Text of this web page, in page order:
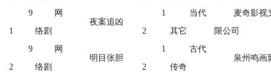
9
1
网
络剧
夜案追凶
1
2
当代
其它
麦奇影视
限公司
9
2
网
络剧
明目张胆
1
2
古代
传奇
泉州鸣画